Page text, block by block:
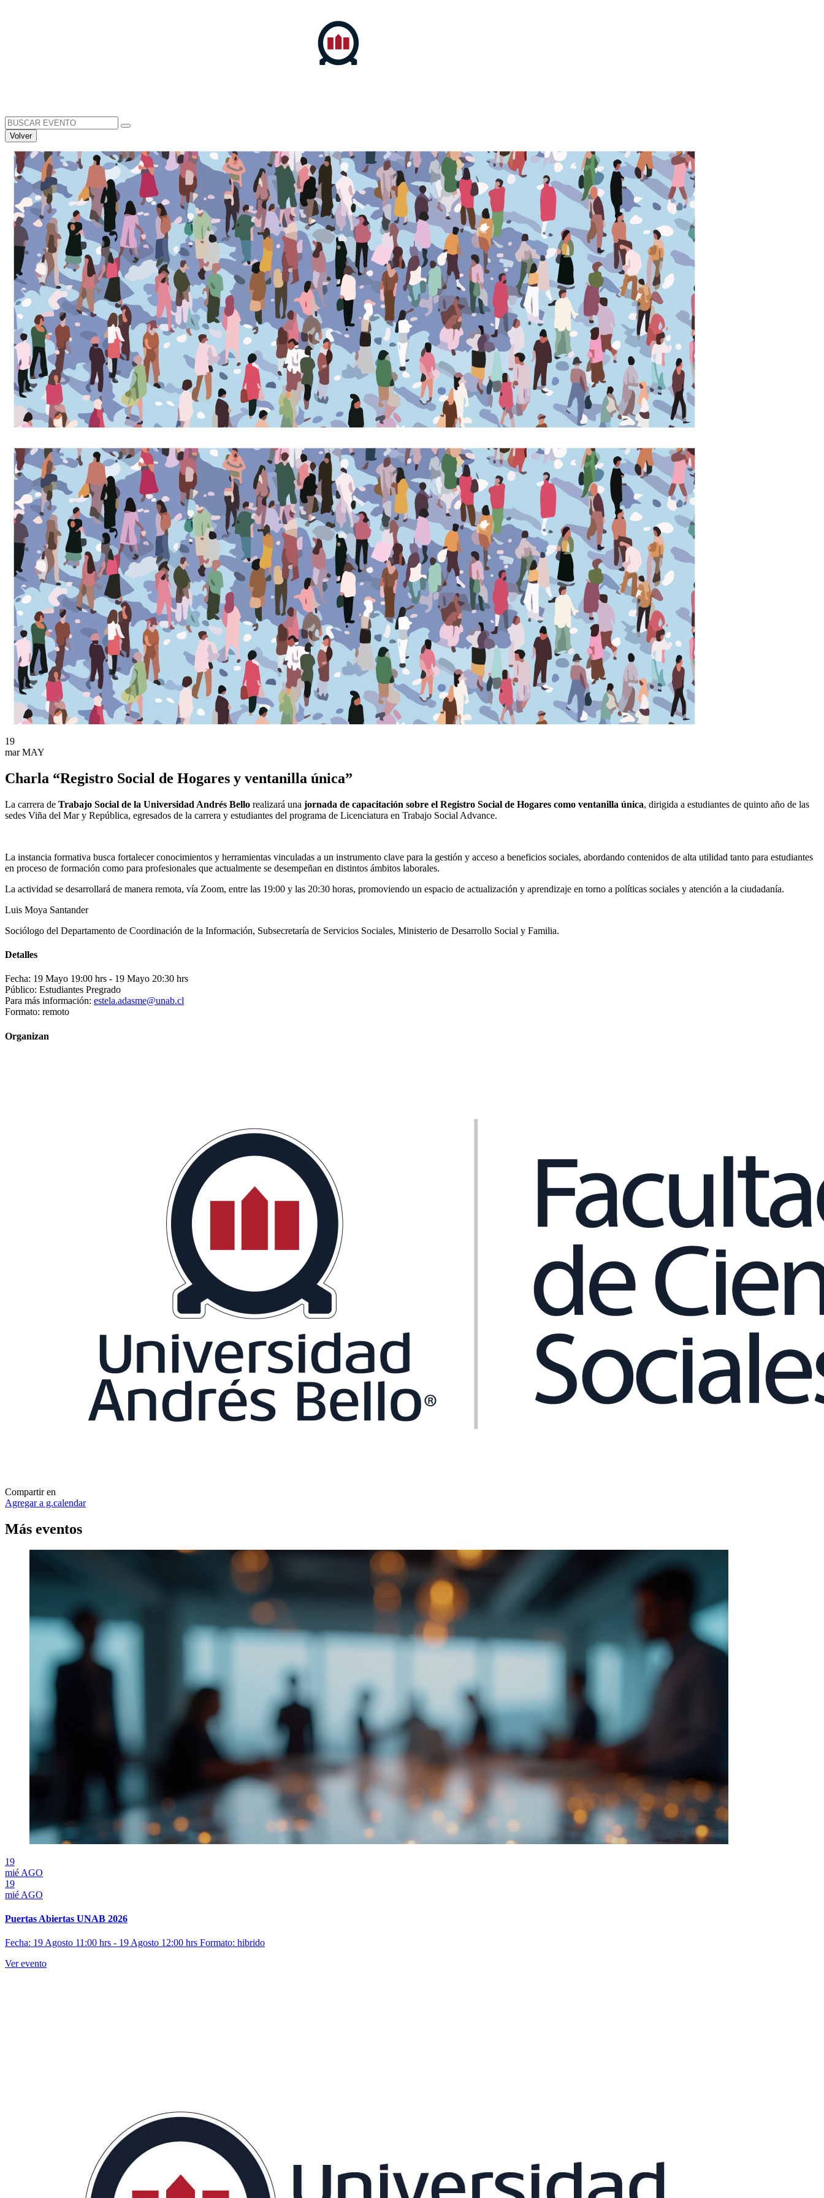
Search
for:
Volver
19
mar MAY
Charla “Registro Social de Hogares y ventanilla única”
La carrera de Trabajo Social de la Universidad Andrés Bello realizará una jornada de capacitación sobre el Registro Social de Hogares como ventanilla única, dirigida a estudiantes de quinto año de las
sedes Viña del Mar y República, egresados de la carrera y estudiantes del programa de Licenciatura en Trabajo Social Advance.
La instancia formativa busca fortalecer conocimientos y herramientas vinculadas a un instrumento clave para la gestión y acceso a beneficios sociales, abordando contenidos de alta utilidad tanto para estudiantes
en proceso de formación como para profesionales que actualmente se desempeñan en distintos ámbitos laborales.
La actividad se desarrollará de manera remota, vía Zoom, entre las 19:00 y las 20:30 horas, promoviendo un espacio de actualización y aprendizaje en torno a políticas sociales y atención a la ciudadanía.
Luis Moya Santander
Sociólogo del Departamento de Coordinación de la Información, Subsecretaría de Servicios Sociales, Ministerio de Desarrollo Social y Familia.
Detalles
Fecha: 19 Mayo 19:00 hrs - 19 Mayo 20:30 hrs
Público: Estudiantes Pregrado
Para más información: estela.adasme@unab.cl
Formato: remoto
Organizan
Compartir en
Agregar a g.calendar
Más eventos
19
mié AGO
19
mié AGO
Puertas Abiertas UNAB 2026
Fecha: 19 Agosto 11:00 hrs - 19 Agosto 12:00 hrs Formato: hibrido
Ver evento